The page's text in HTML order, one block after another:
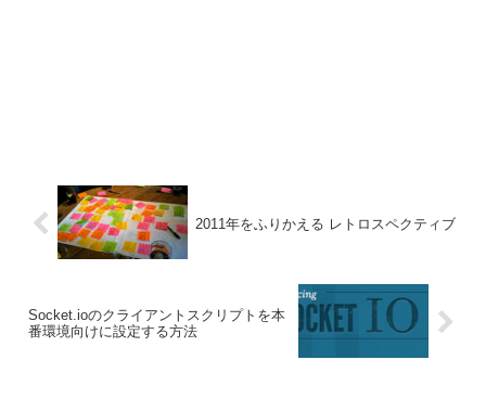
2011年をふりかえる レトロスペクティブ
Socket.ioのクライアントスクリプトを本
番環境向けに設定する方法